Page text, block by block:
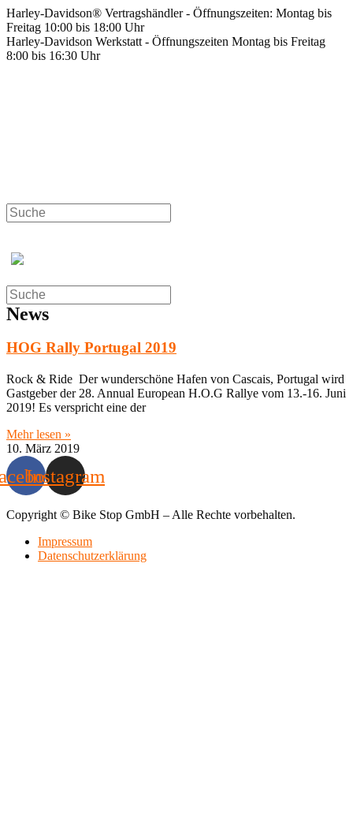
Zum
Inhalt
springen
Harley-Davidson® Vertragshändler - Öffnungszeiten: Montag bis
Freitag 10:00 bis 18:00 Uhr
Harley-Davidson Werkstatt - Öffnungszeiten Montag bis Freitag
8:00 bis 16:30 Uhr
News
HOG Rally Portugal 2019
Rock & Ride Der wunderschöne Hafen von Cascais, Portugal wird
Gastgeber der 28. Annual European H.O.G Rallye vom 13.-16. Juni
2019! Es verspricht eine der
Mehr lesen »
10. März 2019
Instagram
Copyright © Bike Stop GmbH – Alle Rechte vorbehalten.
Impressum
Datenschutzerklärung